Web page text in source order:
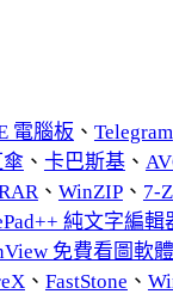
電腦板 、 Telegram
、 卡巴斯基、
、 WinZIP、 7-
純文字編輯
免費看圖軟體
、 FastStone 、